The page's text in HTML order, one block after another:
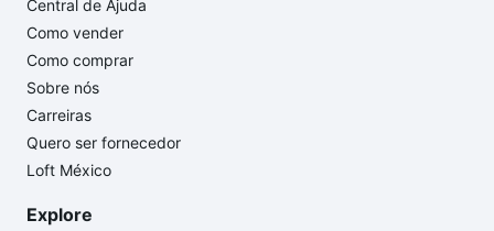
Central de Ajuda
Como vender
Como comprar
Sobre nós
Carreiras
Quero ser fornecedor
Loft México
Explore